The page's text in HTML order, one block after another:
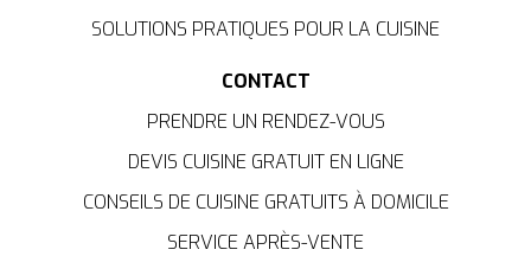
SOLUTIONS PRATIQUES POUR LA CUISINE
CONTACT
PRENDRE UN RENDEZ-VOUS
DEVIS CUISINE GRATUIT EN LIGNE
CONSEILS DE CUISINE GRATUITS À DOMICILE
SERVICE APRÈS-VENTE